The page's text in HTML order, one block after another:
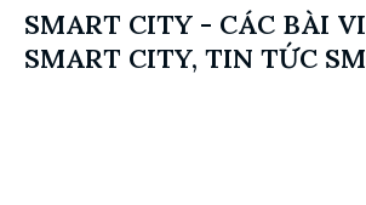
SMART CITY - CÁC BÀI
SMART CITY, TIN TỨC